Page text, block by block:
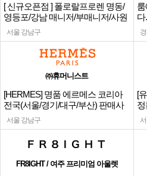
[ 신규오픈점 ] 폴로랄프로렌 명동/
영등포/강남 매니저/부매니저/사원
서울 강남구
다.
㈜휴머니스트
[HERMES] 명품 에르메스 코리아
전국(서울/경기/대구/부산) 판매사
원
서울 강남구
[
FR8IGHT / 여주 프리미엄 아울렛